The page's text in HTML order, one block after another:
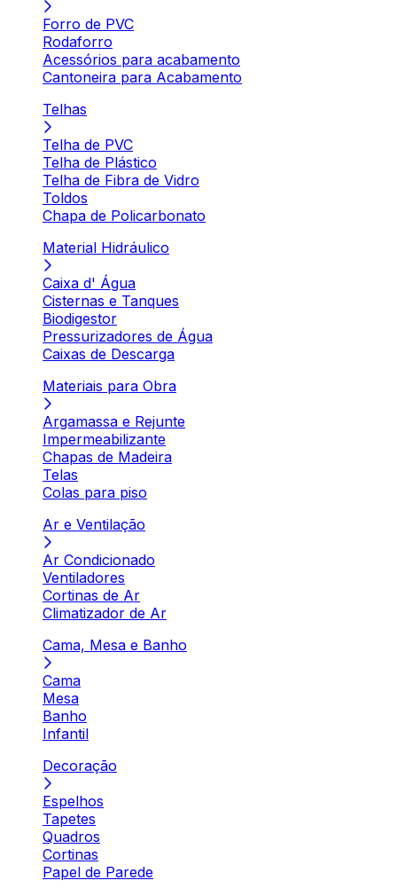
Forro de PVC
Rodaforro
Acessórios para acabamento
Cantoneira para Acabamento
Telhas
Telha de PVC
Telha de Plástico
Telha de Fibra de Vidro
Toldos
Chapa de Policarbonato
Material Hidráulico
Caixa d' Água
Cisternas e Tanques
Biodigestor
Pressurizadores de Água
Caixas de Descarga
Materiais para Obra
Argamassa e Rejunte
Impermeabilizante
Chapas de Madeira
Telas
Colas para piso
Ar e Ventilação
Ar Condicionado
Ventiladores
Cortinas de Ar
Climatizador de Ar
Cama, Mesa e Banho
Cama
Mesa
Banho
Infantil
Decoração
Espelhos
Tapetes
Quadros
Cortinas
Papel de Parede